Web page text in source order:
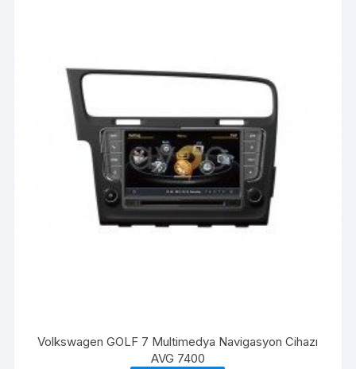
Volkswagen GOLF 7 Multimedya Navigasyon Cihazı
AVG 7400